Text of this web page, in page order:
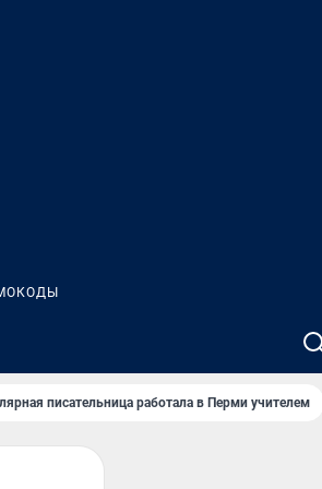
писательница работала в Перми учителем